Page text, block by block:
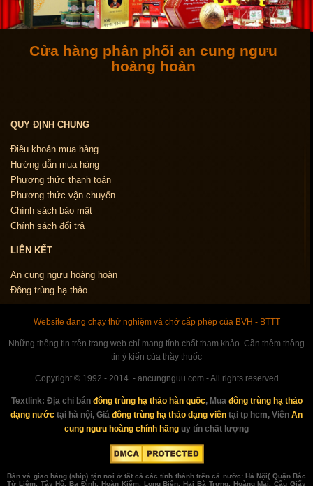
Cửa hàng phân phối an cung ngưu
hoàng hoàn
QUY ĐỊNH CHUNG
Điều khoản mua hàng
Hướng dẫn mua hàng
Phương thức thanh toán
Phương thức vận chuyển
Chính sách bảo mật
Chính sách đổi trả
LIÊN KẾT
An cung ngưu hoàng hoàn
Đông trùng hạ thảo
Website đang chạy thử nghiệm và chờ cấp phép của BVH - BTTT
Những thông tin trên trang web chỉ mang tính chất tham khảo. Cần thêm thông
tin ý kiến của thầy thuốc
Copyright © 1992 - 2014. - ancungnguu.com - All rights reserved
Textlink: Địa chỉ bán đông trùng hạ thảo hàn quốc, Mua đông trùng hạ thảo
dạng nước tại hà nội, Giá đông trùng hạ thảo dạng viên tại tp hcm, Viên An
cung ngưu hoàng chính hãng uy tín chất lượng
Bán và giao hàng (ship) tận nơi ở tất cả các tỉnh thành trên cả nước: Hà Nội( Quận Bắc
Từ Liêm, Tây Hồ, Ba Đình, Hoàn Kiếm, Long Biên, Hai Bà Trưng, Hoàng Mai, Cầu Giấy